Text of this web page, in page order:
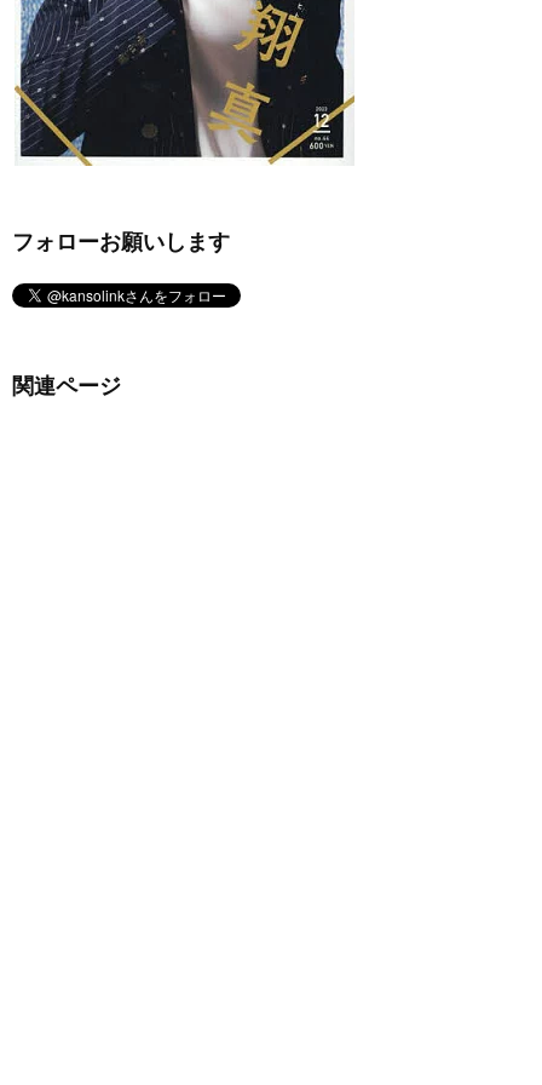
フォローお願いします
関連ページ